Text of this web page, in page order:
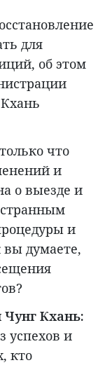
для
об этом
что
и
о выезде и
и
думаете,
Кхань:
успехов и
кто